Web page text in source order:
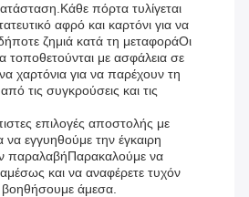
πόρτα τυλίγεται
αφρό και καρτόνι για να
ζημιά κατά τη μεταφοράΟι
τοποθετούνται με ασφάλεια σε
χαρτόνια για να παρέχουν τη
τις συγκρούσεις και τις
επιλογές αποστολής με
εγγυηθούμε την έγκαιρη
παραλαβήΠαρακαλούμε να
αμέσως και να αναφέρετε τυχόν
άμεσα.